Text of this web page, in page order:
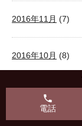
2016年11月 (7)
2016年10月 (8)
2016年9月
phone
電話